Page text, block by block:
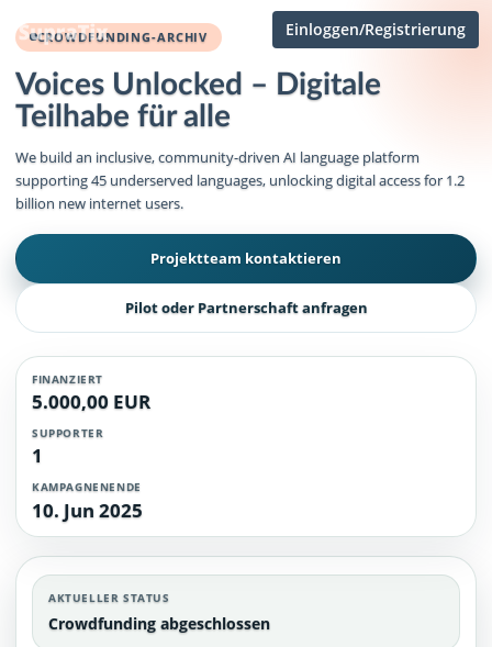
Einloggen/Registrierung
CROWDFUNDING-ARCHIV
Voices Unlocked – Digitale
Teilhabe für alle
We build an inclusive, community-driven AI language platform
supporting 45 underserved languages, unlocking digital access for 1.2
billion new internet users.
Projektteam kontaktieren
Pilot oder Partnerschaft anfragen
FINANZIERT
5.000,00 EUR
SUPPORTER
1
KAMPAGNENENDE
10. Jun 2025
AKTUELLER STATUS
Crowdfunding abgeschlossen